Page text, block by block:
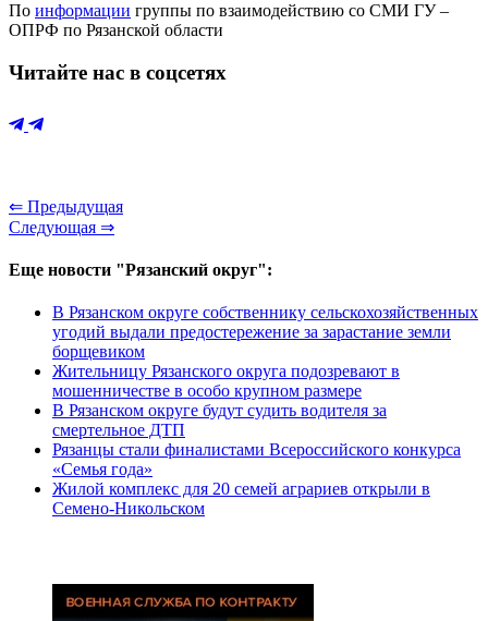
По информации группы по взаимодействию со СМИ ГУ –
ОПРФ по Рязанской области
Читайте нас в соцсетях
⇐ Предыдущая
Следующая ⇒
Еще новости "Рязанский округ":
В Рязанском округе собственнику сельскохозяйственных
угодий выдали предостережение за зарастание земли
борщевиком
Жительницу Рязанского округа подозревают в
мошенничестве в особо крупном размере
В Рязанском округе будут судить водителя за
смертельное ДТП
Рязанцы стали финалистами Всероссийского конкурса
«Семья года»
Жилой комплекс для 20 семей аграриев открыли в
Семено-Никольском